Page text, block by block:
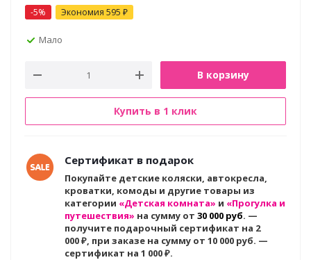
-5% Экономия 595 ₽
Мало
В корзину
Купить в 1 клик
Сертификат в подарок
Покупайте детские коляски, автокресла,
кроватки, комоды и другие товары из
категории «Детская комната» и «Прогулка и
путешествия» на сумму от 30 000 руб. —
получите подарочный сертификат на 2
000₽, при заказе на сумму от 10 000 руб. —
сертификат на 1 000 ₽.